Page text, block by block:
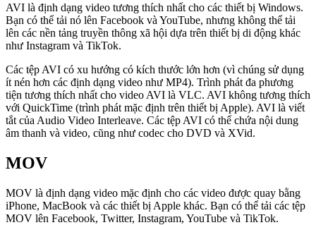
AVI là định dạng video tương thích nhất cho các thiết bị Windows.
Bạn có thể tải nó lên Facebook và YouTube, nhưng không thể tải
lên các nền tảng truyền thông xã hội dựa trên thiết bị di động khác
như Instagram và TikTok.
Các tệp AVI có xu hướng có kích thước lớn hơn (vì chúng sử dụng
ít nén hơn các định dạng video như MP4). Trình phát đa phương
tiện tương thích nhất cho video AVI là VLC. AVI không tương thích
với QuickTime (trình phát mặc định trên thiết bị Apple). AVI là viết
tắt của Audio Video Interleave. Các tệp AVI có thể chứa nội dung
âm thanh và video, cũng như codec cho DVD và XVid.
MOV
MOV là định dạng video mặc định cho các video được quay bằng
iPhone, MacBook và các thiết bị Apple khác. Bạn có thể tải các tệp
MOV lên Facebook, Twitter, Instagram, YouTube và TikTok.